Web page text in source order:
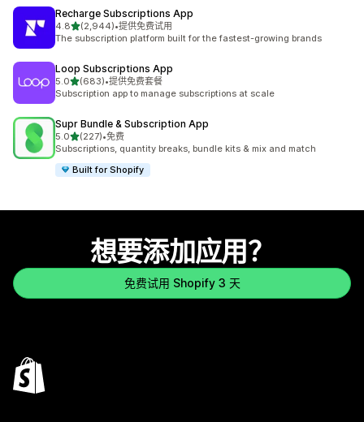
Recharge Subscriptions App
4.8星（满分 5 星）
(2,944)
总共 2944 条评论
•提供免费试用
The subscription platform built for the fastest-growing brands
Loop Subscriptions App
5.0星（满分 5 星）
(683)
总共 683 条评论
•提供免费套餐
Subscription app to manage subscriptions at scale
Supr Bundle & Subscription App
5.0星（满分 5 星）
(227)
总共 227 条评论
•免费
Subscriptions, quantity breaks, bundle kits & mix and match
Built for Shopify
想要添加应用？
免费试用 Shopify 3 天